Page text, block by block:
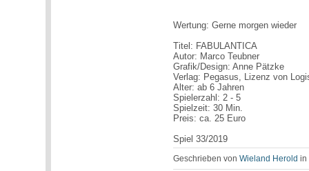
Wertung: Gerne morgen wieder
Titel: FABULANTICA
Autor: Marco Teubner
Grafik/Design: Anne Pätzke
Verlag: Pegasus, Lizenz von
Alter: ab 6 Jahren
Spielerzahl: 2 - 5
Spielzeit: 30 Min.
Preis: ca. 25 Euro
Spiel 33/2019
Geschrieben vonWieland Herold in